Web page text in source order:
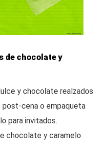
de chocolate y
y chocolate realzados
post-cena o empaqueta
para invitados.
chocolate y caramelo